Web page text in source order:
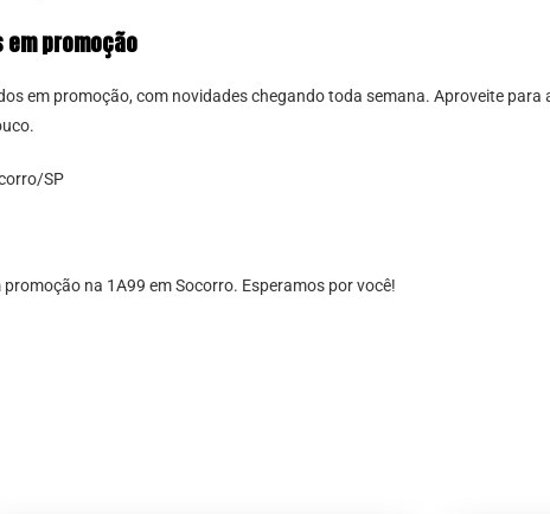
promoção
em promoção, com novidades chegando toda semana. Aproveite para
SP
na 1A99 em Socorro. Esperamos por você!